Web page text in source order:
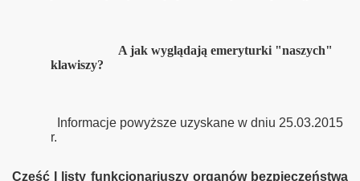
A jak wyglądają emeryturki "naszych"
klawiszy?
Informacje powyższe uzyskane w dniu 25.03.2015
r.
Część I listy funkcjonariuszy organów bezpieczeństwa